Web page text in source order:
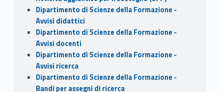
Dipartimento di Scienze della Formazione -
Avvisi didattici
Dipartimento di Scienze della Formazione -
Avvisi docenti
Dipartimento di Scienze della Formazione -
Avvisi ricerca
Dipartimento di Scienze della Formazione -
Bandi per assegni di ricerca